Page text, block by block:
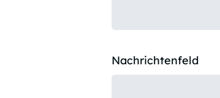
Nachrichtenfeld